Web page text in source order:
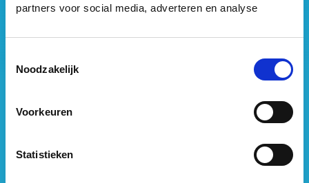
partners voor social media, adverteren en analyse
Noodzakelijk
Voorkeuren
Statistieken
Philitelaan 73
info@vastgoedbs.nl